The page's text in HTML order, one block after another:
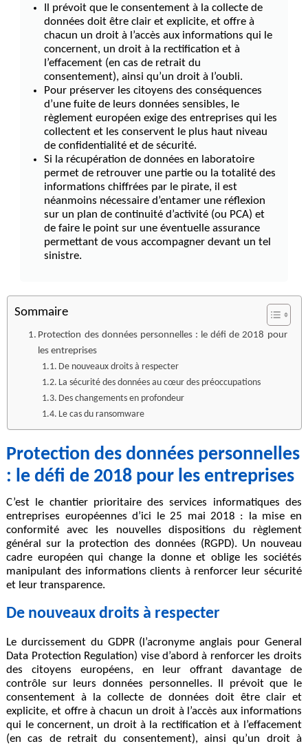
Il prévoit que le consentement à la collecte de
données doit être clair et explicite, et offre à
chacun un droit à l’accès aux informations qui le
concernent, un droit à la rectification et à
l’effacement (en cas de retrait du
consentement), ainsi qu’un droit à l’oubli.
Pour préserver les citoyens des conséquences
d’une fuite de leurs données sensibles, le
règlement européen exige des entreprises qui les
collectent et les conservent le plus haut niveau
de confidentialité et de sécurité.
Si la récupération de données en laboratoire
permet de retrouver une partie ou la totalité des
informations chiffrées par le pirate, il est
néanmoins nécessaire d’entamer une réflexion
sur un plan de continuité d’activité (ou PCA) et
de faire le point sur une éventuelle assurance
permettant de vous accompagner devant un tel
sinistre.
Sommaire
Protection des données personnelles : le défi de 2018 pour
les entreprises
De nouveaux droits à respecter
La sécurité des données au cœur des préoccupations
Des changements en profondeur
Le cas du ransomware
Protection des données personnelles
: le défi de 2018 pour les entreprises
C’est le chantier prioritaire des services informatiques des
entreprises européennes d’ici le25 mai 2018 : la mise en
conformité avec les nouvelles dispositions du règlement
général sur la protection des données (RGPD). Un nouveau
cadre européen qui change la donne et oblige les sociétés
manipulant des informations clients à renforcer leur sécurité
et leur transparence.
De nouveaux droits à respecter
Le durcissement du GDPR (l’acronyme anglais pour General
Data Protection Regulation) vise d’abord à renforcer les droits
des citoyens européens, en leur offrant davantage de
contrôle sur leurs données personnelles. Il prévoit que le
consentement à la collecte de données doit être clair et
explicite, et offre à chacun un droit à l’accès aux informations
qui le concernent, un droit à la rectification et à l’effacement
(en cas de retrait du consentement), ainsi qu’un droit à